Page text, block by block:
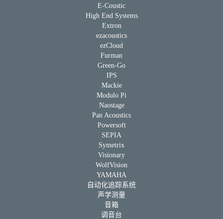
E-Coustic
High End Systems
Extron
ezacoustics
ezCloud
Furman
Green-Go
IPS
Mackie
Modulo Pi
Naostage
Pan Acoustics
Powersoft
SEPIA
Symetrix
Visionary
WolfVision
YAMAHA
自动化追踪系统
声学测量
音箱
调音台